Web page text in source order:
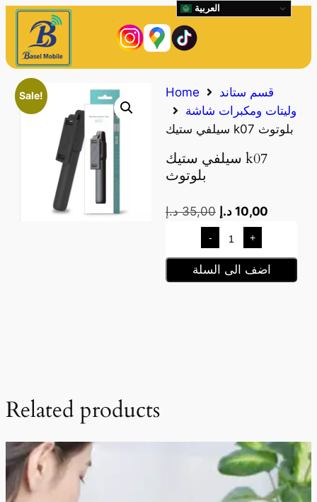
Sale! Home
قسم ستاند
وليتات ومكبرات شاشة
سيلفي ستيك k07 بلوتوث
سيلفي ستيك k07
بلوتوث
35,00 د.إ 10,00 د.إ
- +
اضف الى السلة
Related products
العربية